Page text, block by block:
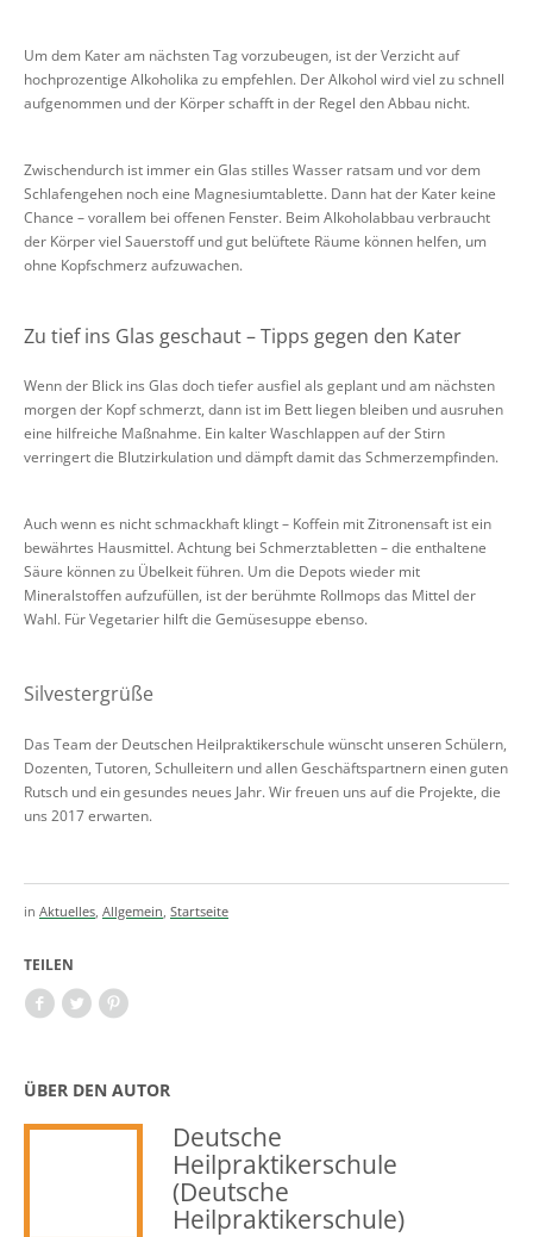
Um dem Kater am nächsten Tag vorzubeugen, ist der Verzicht auf
hochprozentige Alkoholika zu empfehlen. Der Alkohol wird viel zu schnell
aufgenommen und der Körper schafft in der Regel den Abbau nicht.
Zwischendurch ist immer ein Glas stilles Wasser ratsam und vor dem
Schlafengehen noch eine Magnesiumtablette. Dann hat der Kater keine
Chance – vorallem bei offenen Fenster. Beim Alkoholabbau verbraucht
der Körper viel Sauerstoff und gut belüftete Räume können helfen, um
ohne Kopfschmerz aufzuwachen.
Zu tief ins Glas geschaut – Tipps gegen den Kater
Wenn der Blick ins Glas doch tiefer ausfiel als geplant und am nächsten
morgen der Kopf schmerzt, dann ist im Bett liegen bleiben und ausruhen
eine hilfreiche Maßnahme. Ein kalter Waschlappen auf der Stirn
verringert die Blutzirkulation und dämpft damit das Schmerzempfinden.
Auch wenn es nicht schmackhaft klingt – Koffein mit Zitronensaft ist ein
bewährtes Hausmittel. Achtung bei Schmerztabletten – die enthaltene
Säure können zu Übelkeit führen. Um die Depots wieder mit
Mineralstoffen aufzufüllen, ist der berühmte Rollmops das Mittel der
Wahl. Für Vegetarier hilft die Gemüsesuppe ebenso.
Silvestergrüße
Das Team der Deutschen Heilpraktikerschule wünscht unseren Schülern,
Dozenten, Tutoren, Schulleitern und allen Geschäftspartnern einen guten
Rutsch und ein gesundes neues Jahr. Wir freuen uns auf die Projekte, die
uns 2017 erwarten.
in Aktuelles Allgemein Startseite
TEILEN
ÜBER DEN AUTOR
Deutsche
Heilpraktikerschule
(Deutsche
Heilpraktikerschule)